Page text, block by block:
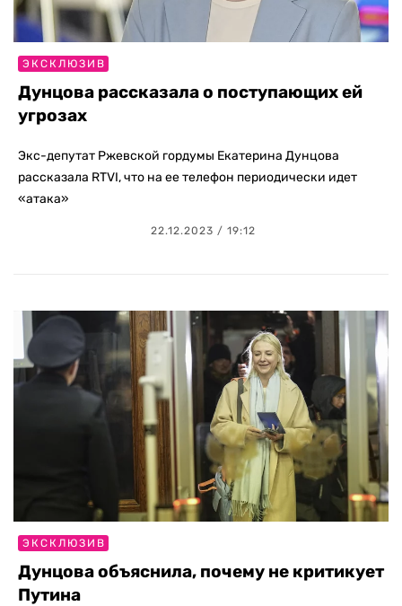
ЭКСКЛЮЗИВ
Дунцова рассказала о поступающих ей
угрозах
Экс-депутат Ржевской гордумы Екатерина Дунцова
рассказала RTVI, что на ее телефон периодически идет
«атака»
22.12.2023 / 19:12
ЭКСКЛЮЗИВ
Дунцова объяснила, почему не критикует
Путина